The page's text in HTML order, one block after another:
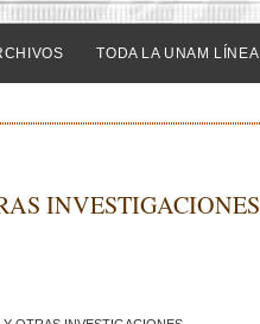
TODA LA UNAM LÍNEA
INVESTIGACIONES